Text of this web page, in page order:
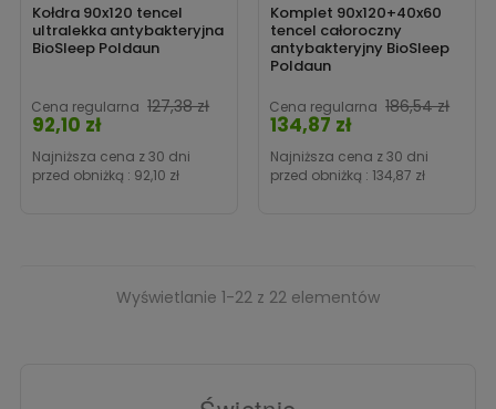
Kołdra 90x120 tencel
ultralekka antybakteryjna
BioSleep Poldaun
Cena regularna 127,38 zł
92,10 zł
Najniższa cena z 30 dni
przed obniżką : 92,10 zł
Komplet 90x120+40x60
tencel całoroczny
antybakteryjny BioSleep
Poldaun
Cena regularna 186,54 zł
Cena
134,87 zł
Najniższa cena z 30 dni
przed obniżką : 134,87 zł
Wyświetlanie 1-22 z 22 elementów